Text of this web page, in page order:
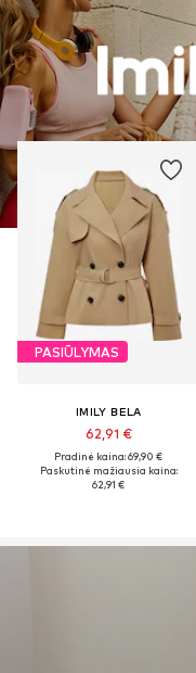
PASIŪLYMAS
IMILY BELA
62,91 €
Pradinė kaina: 69,90 €
Paskutinė mažiausia kaina:
62,91 €